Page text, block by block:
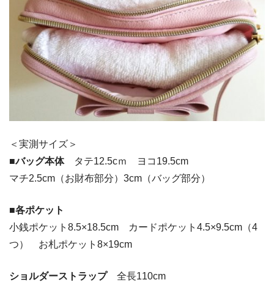
＜実測サイズ＞
■バッグ本体タテ12.5cｍ ヨコ19.5cm
マチ2.5cm（お財布部分）3cm（バッグ部分）
■各ポケット
小銭ポケット8.5×18.5cm カードポケット4.5×9.5cm（4
つ） お札ポケット8×19cm
ショルダーストラップ全長110cm